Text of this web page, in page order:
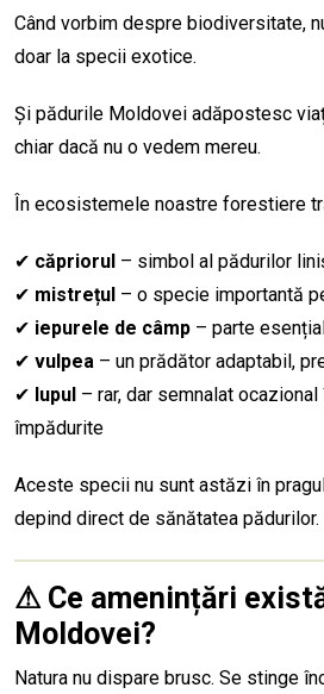
Când vorbim despre biodiversitate,
doar la specii exotice.
Și pădurile Moldovei adăpostesc
chiar dacă nu o vedem mereu.
În ecosistemele noastre forestiere
✔ căpriorul – simbol al pădurilor
✔ mistrețul – o specie importantă
✔ iepurele de câmp – parte
✔ vulpea – un prădător adaptabil,
✔ lupul – rar, dar semnalat
împădurite
Aceste specii nu sunt astăzi în
depind direct de sănătatea pădurilor.
⚠ Ce amenințări
Moldovei?
Natura nu dispare brusc. Se stinge